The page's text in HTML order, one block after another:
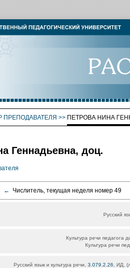
ПРЕПОДАВАТЕЛЯ >> ПЕТРОВА НИНА
Геннадьевна, доц.
← Числитель, текущая неделя номер 49
Русский
Культура речи педагога
Культура речи
Русский язык и культура речи, 3.079.2.26 , ИД,